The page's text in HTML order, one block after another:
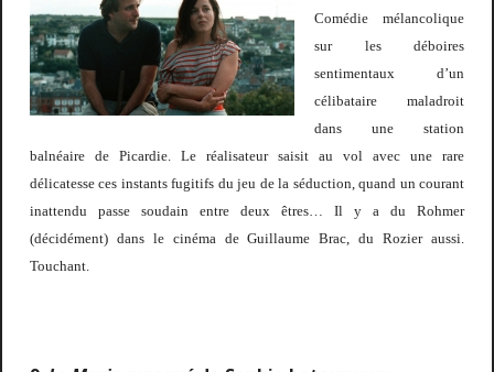
Comédie mélancolique
sur les déboires
sentimentaux d’un
célibataire maladroit
dans une station
balnéaire de Picardie. Le réalisateur saisit au vol avec une rare
délicatesse ces instants fugitifs du jeu de la séduction, quand un courant
inattendu passe soudain entre deux êtres… Il y a du Rohmer
(décidément) dans le cinéma de Guillaume Brac, du Rozier aussi.
Touchant.